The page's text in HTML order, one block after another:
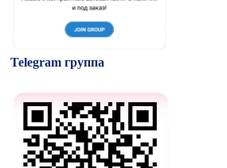
Telegram группа